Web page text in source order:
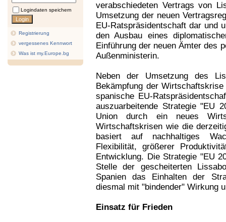
Logindaten speichern
Registrierung
vergessenes Kennwort
Was ist my.Europe.bg
verabschiedeten Vertrags von
Umsetzung der neuen
EU-Ratspräsidentschaft dar und
den Ausbau eines
Einführung der neuen Ämter des
Außenministerin.
Neben der Umsetzung des
Bekämpfung der
spanische EU-
auszuarbeitende Strategie "EU
Union durch ein neues
Wirtschaftskrisen wie die
basiert auf nachhaltiges
Flexibilität, größerer
Entwicklung. Die Strategie "EU
Stelle der gescheiterten
Spanien das Einhalten der
diesmal mit "bindender" Wirkung
Einsatz für Frieden